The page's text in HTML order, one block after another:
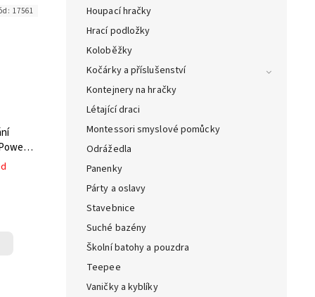
Houpací hračky
Hrací podložky
Koloběžky
Kočárky a příslušenství
Kontejnery na hračky
Létající draci
Montessori smyslové pomůcky
Odrážedla
Panenky
Párty a oslavy
Stavebnice
Suché bazény
Školní batohy a pouzdra
Teepee
Vaničky a kyblíky
17561